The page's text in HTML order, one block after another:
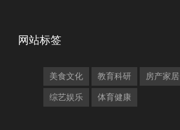
网站标签
美食文化 教育科研 房产家居
综艺娱乐 体育健康